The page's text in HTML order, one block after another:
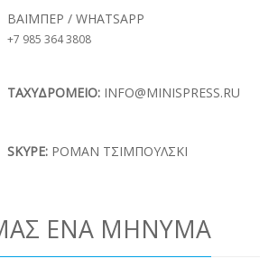
ΒΆΙΜΠΕΡ / WHATSAPP
+7 985 364 3808
ΤΑΧΥΔΡΟΜΕΊΟ: INFO@MINISPRESS.RU
SKYPE: ΡΟΜΆΝ ΤΣΙΜΠΟΎΛΣΚΙ
ΈΝΑ ΜΉΝΥΜΑ